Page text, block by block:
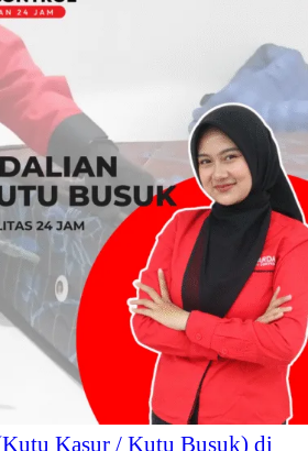
Kasur / Kutu Busuk) di